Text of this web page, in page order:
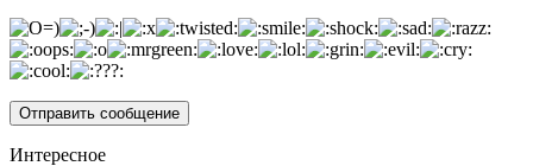
Интересное